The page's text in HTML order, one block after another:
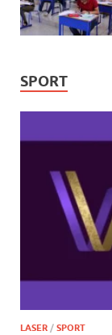
SPORT
LASER / SPORT